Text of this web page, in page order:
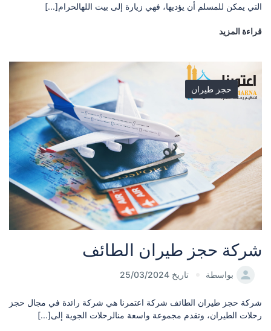
التي يمكن للمسلم أن يؤديها، فهي زيارة إلى بيت اللهالحرام[...]
قراءة المزيد
حجز طيران
شركة حجز طيران الطائف
بواسطة تاريخ 25/03/2024
شركة حجز طيران الطائف شركة اعتمرنا هي شركة رائدة في مجال حجز
رحلات الطيران، وتقدم مجموعة واسعة منالرحلات الجوية إلى[...]